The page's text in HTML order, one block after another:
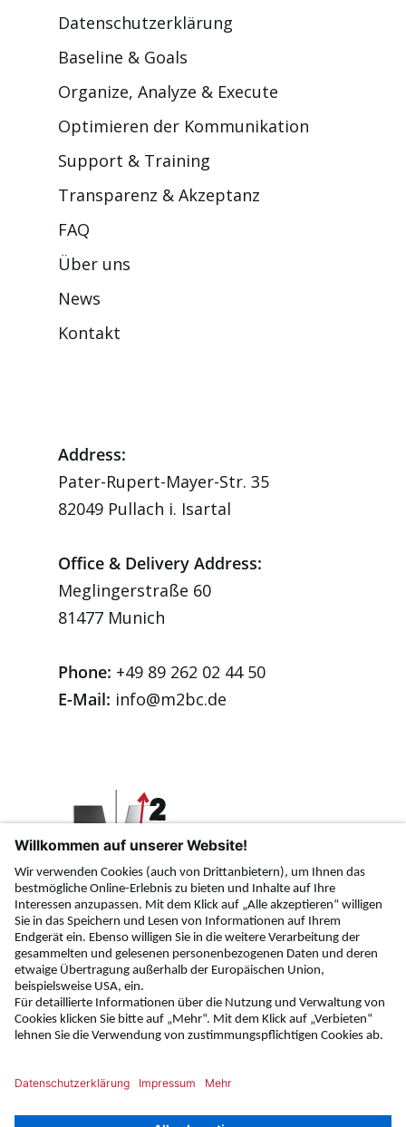
Datenschutzerklärung
Baseline & Goals
Organize, Analyze & Execute
Optimieren der Kommunikation
Support & Training
Transparenz & Akzeptanz
FAQ
Über uns
News
Kontakt
Address:
Pater-Rupert-Mayer-Str. 35
82049 Pullach i. Isartal
Office & Delivery Address:
Meglingerstraße 60
81477 Munich
Phone: +49 89 262 02 44 50
E-Mail: info@m2bc.de
Subscribe to our newsletter!
Subscribe now!